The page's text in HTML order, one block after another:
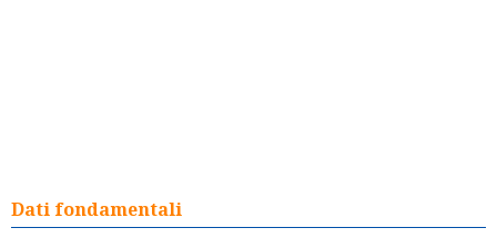
Dati fondamentali